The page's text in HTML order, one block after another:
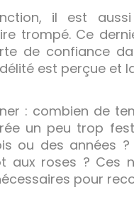
il est aussi
trompé. Ce
de confiance
est perçue et
: combien de
un peu trop
ou des années
roses ? Ces
pour